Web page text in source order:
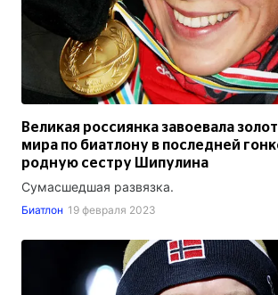
Великая россиянка завоевала
мира по биатлону в последней
родную сестру Шипулина
Сумасшедшая развязка.
Биатлон 19 февраля 2023